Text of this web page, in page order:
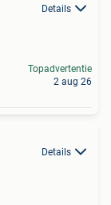
Details
Topadvertentie
2 aug 26
Details